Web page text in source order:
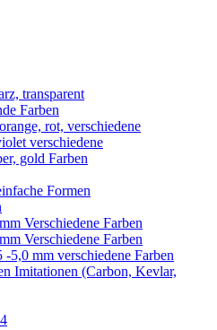
transparent
Farben
rot, verschiedene
verschiedene
gold Farben
Formen
Verschiedene Farben
Verschiedene Farben
-5,0 mm verschiedene Farben
Imitationen (Carbon, Kevlar,